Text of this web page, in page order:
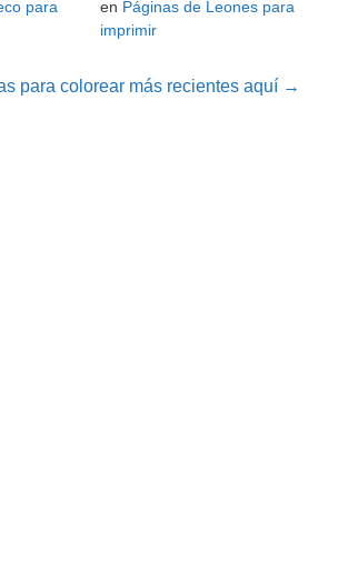
para
en Páginas de Leones para
imprimir
para colorear más recientes aquí →